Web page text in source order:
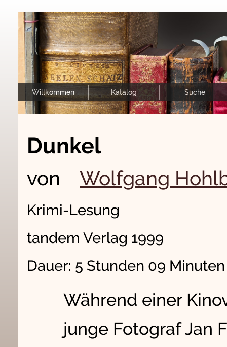
Willkommen Katalog Suche
Dunkel
von Wolfgang
Krimi-Lesung
tandem Verlag 1999
Dauer: 5 Stunden 09
Während einer
junge Fotograf Jan